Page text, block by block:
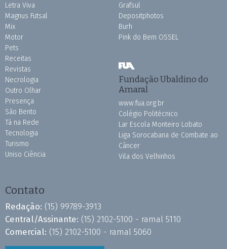
Letra Viva
Magnus Futsal
Mix
Motor
Pets
Receitas
Revistas
Necrologia
Outro Olhar
Presença
São Bento
Tá na Rede
Tecnologia
Turismo
Uniso Ciência
Grafsul
Depositphotos
Burh
Pink do Bem OSSEL
Fundação Ubaldino do
Amaral
www.fua.org.br
Colégio Politécnico
Lar Escola Monteiro Lobato
Liga Sorocabana de Combate ao
Câncer
Vila dos Velhinhos
Contato
Redação: (15) 99789-3913
Central/Assinante: (15) 2102-5100 - ramal 5110
Comercial: (15) 2102-5100 - ramal 5060